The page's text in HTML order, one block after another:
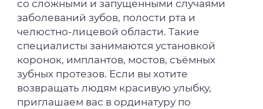
со сложными и запущенными случаями
заболеваний зубов, полости рта и
челюстно-лицевой области. Такие
специалисты занимаются установкой
коронок, имплантов, мостов, съёмных
зубных протезов. Если вы хотите
возвращать людям красивую улыбку,
приглашаем вас в ординатуру по